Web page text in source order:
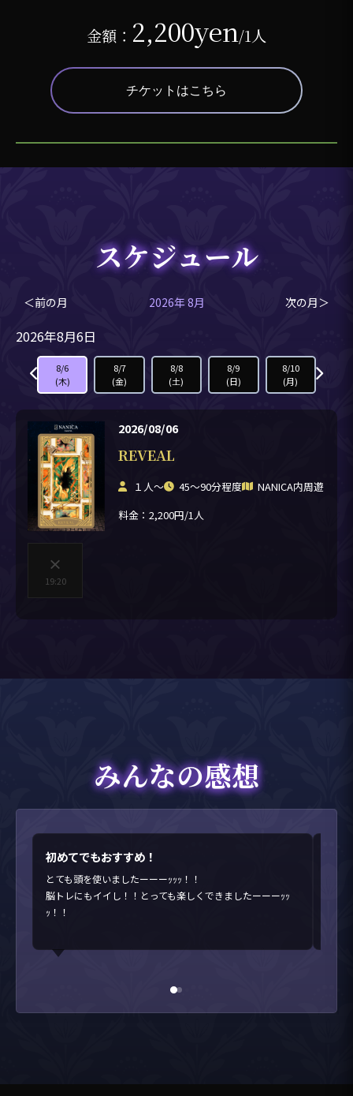
金額： 2,200yen/1人
チケットはこちら
スケジュール
＜前の月 2026年 8月 次の月＞
2026年8月6日
8/6
(木)
8/7
(金)
8/8
(土)
8/9
(日)
8/10
(月)
2026/08/06
REVEAL
１人〜 45〜90分程度
NANICA内周遊
料金：2,200円/1人
×
19:20
みんなの感想
初めてでもおすすめ！
とても頭を使いましたーーーｯｯｯ！！
脳トレにもイイし！！とっても楽しくできましたーーーｯｯ
ｯ！！